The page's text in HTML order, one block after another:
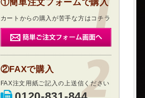
①簡単注文フォームで購入
カートからの購入が苦手な方はコチラ
②FAXで購入
FAX注文用紙ご記入の上送信ください